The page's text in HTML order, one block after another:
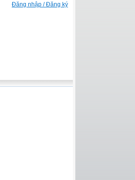
Đăng nhập / Đăng ký